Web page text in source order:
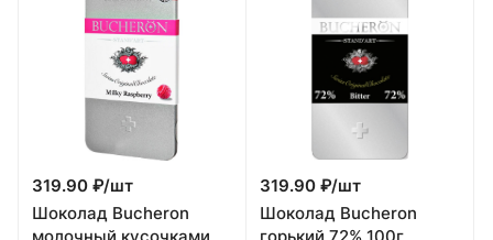
319.90 ₽/шт
Шоколад Bucheron
319.90 ₽/шт
Шоколад Bucheron